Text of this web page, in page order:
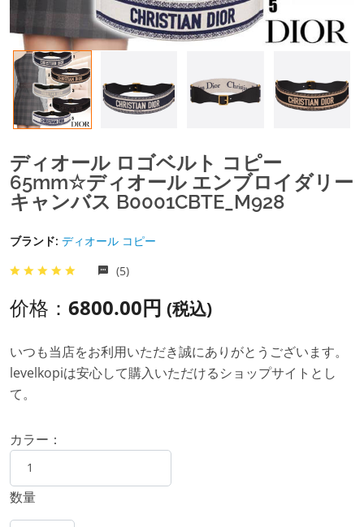
ディオール ロゴベルト コピー
65mm☆ディオール エンブロイダリー
キャンバス B0001CBTE_M928
ブランド: ディオール コピー
(5)
价格： 6800.00円 (税込)
いつも当店をお利用いただき誠にありがとうございます。
levelkopiは安心して購入いただけるショップサイトとし
て。
カラー：
数量